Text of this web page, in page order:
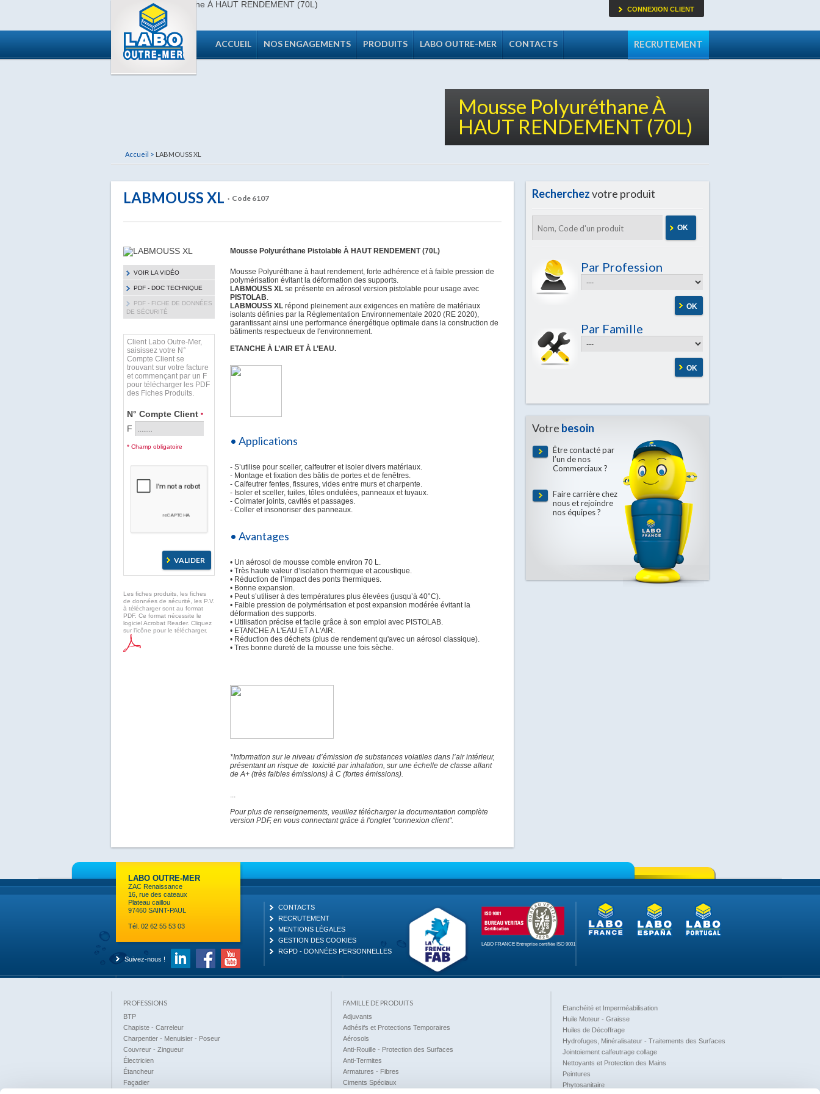
RECRUTEMENT
ACCUEIL NOS ENGAGEMENTS PRODUITS LABO OUTRE-MER CONTACTS
CONNEXION CLIENT
Mousse Polyuréthane À
HAUT RENDEMENT (70L)
Accueil > LABMOUSS XL
LABMOUSS XL · Code 6107
VOIR LA VIDÉO
PDF - DOC TECHNIQUE
PDF - FICHE DE DONNÉES
DE SÉCURITÉ
Client Labo Outre-Mer,
saisissez votre N°
Compte Client se
trouvant sur votre facture
et commençant par un F
pour télécharger les PDF
des Fiches Produits.
N° Compte Client *
F
* Champ obligatoire
Les fiches produits, les fiches
de données de sécurité, les P.V.
à télécharger sont au format
PDF. Ce format nécessite le
logiciel Acrobat Reader. Cliquez
sur l'icône pour le télécharger.
Mousse Polyuréthane Pistolable À HAUT RENDEMENT (70L)
Mousse Polyuréthane à haut rendement, forte adhérence et à faible pression de
polymérisation évitant la déformation des supports.
LABMOUSS XL se présente en aérosol version pistolable pour usage avec
PISTOLAB.
LABMOUSS XL répond pleinement aux exigences en matière de matériaux
isolants définies par la Réglementation Environnementale 2020 (RE 2020),
garantissant ainsi une performance énergétique optimale dans la construction de
bâtiments respectueux de l'environnement.
ETANCHE À L’AIR ET À L’EAU.
• Applications
- S’utilise pour sceller, calfeutrer et isoler divers matériaux.
- Montage et fixation des bâtis de portes et de fenêtres.
- Calfeutrer fentes, fissures, vides entre murs et charpente.
- Isoler et sceller, tuiles, tôles ondulées, panneaux et tuyaux.
- Colmater joints, cavités et passages.
- Coller et insonoriser des panneaux.
• Avantages
• Un aérosol de mousse comble environ 70 L.
• Très haute valeur d’isolation thermique et acoustique.
• Réduction de l’impact des ponts thermiques.
• Bonne expansion.
• Peut s’utiliser à des températures plus élevées (jusqu’à 40°C).
• Faible pression de polymérisation et post expansion modérée évitant la
déformation des supports.
• Utilisation précise et facile grâce à son emploi avec PISTOLAB.
• ETANCHE A L'EAU ET A L'AIR.
• Réduction des déchets (plus de rendement qu'avec un aérosol classique).
• Tres bonne dureté de la mousse une fois sèche.
*Information sur le niveau d’émission de substances volatiles dans l’air intérieur,
présentant un risque de toxicité par inhalation, sur une échelle de classe allant
de A+ (très faibles émissions) à C (fortes émissions).
...
Pour plus de renseignements, veuillez télécharger la documentation complète
version PDF, en vous connectant grâce à l'onglet "connexion client".
Recherchezvotre produit
OK
Par Profession
OK
Par Famille
OK
Votre besoin
Être contacté par
l’un de nos
Commerciaux ?
Faire carrière chez
nous et rejoindre
nos équipes ?
LABO OUTRE-MER
ZAC Renaissance
16, rue des cateaux
Plateau caillou
97460 SAINT-PAUL
Tél. 02 62 55 53 03
Suivez-nous !
CONTACTS
RECRUTEMENT
MENTIONS LÉGALES
GESTION DES COOKIES
RGPD - DONNÉES PERSONNELLES
LABO FRANCE Entreprise certifiée ISO 9001
PROFESSIONS
BTP
Chapiste - Carreleur
Charpentier - Menuisier - Poseur
Couvreur - Zingueur
Électricien
Étancheur
Façadier
FAMILLE DE PRODUITS
Adjuvants
Adhésifs et Protections Temporaires
Aérosols
Anti-Rouille - Protection des Surfaces
Anti-Termites
Armatures - Fibres
Ciments Spéciaux
Etanchéité et Imperméabilisation
Huile Moteur - Graisse
Huiles de Décoffrage
Hydrofuges, Minéralisateur - Traitements des Surfaces
Jointoiement calfeutrage collage
Nettoyants et Protection des Mains
Peintures
Phytosanitaire